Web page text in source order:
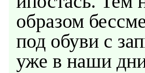
образом
под обуви с
уже в наши